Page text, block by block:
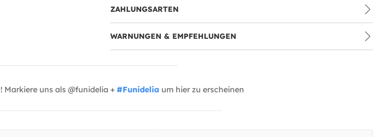
ZAHLUNGSARTEN
WARNUNGEN & EMPFEHLUNGEN
! Markiere uns als @funidelia + #Funidelia um hier zu erscheinen